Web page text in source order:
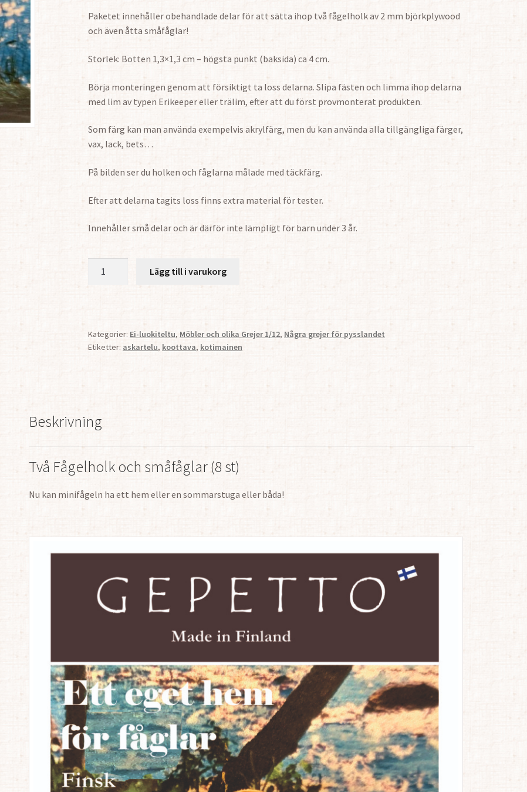
Paketet innehåller obehandlade delar för att sätta ihop två fågelholk av 2 mm björkplywood
och även åtta småfåglar!
Storlek: Botten 1,3×1,3 cm – högsta punkt (baksida) ca 4 cm.
Börja monteringen genom att försiktigt ta loss delarna. Slipa fästen och limma ihop delarna
med lim av typen Erikeeper eller trälim, efter att du först provmonterat produkten.
Som färg kan man använda exempelvis akrylfärg, men du kan använda alla tillgängliga färger,
vax, lack, bets…
På bilden ser du holken och fåglarna målade med täckfärg.
Efter att delarna tagits loss finns extra material för tester.
Innehåller små delar och är därför inte lämpligt för barn under 3 år.
st)
mängd
Lägg till i varukorg
Kategorier: Ei-luokiteltu, Möbler och olika Grejer 1/12, Några grejer för pysslandet
Etiketter: askartelu, koottava, kotimainen
Beskrivning
Två Fågelholk och småfåglar (8 st)
Nu kan minifågeln ha ett hem eller en sommarstuga eller båda!